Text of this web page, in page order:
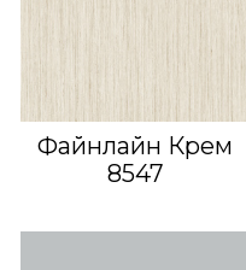
Файнлайн Крем
8547